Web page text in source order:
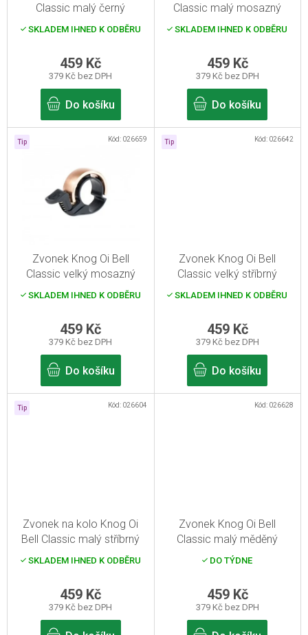
Classic malý černý
SKLADEM IHNED K ODBĚRU
379 Kč bez DPH
459 Kč
Do košíku
Classic malý mosazný
SKLADEM IHNED K ODBĚRU
379 Kč bez DPH
459 Kč
Do košíku
Tip
Zvonek Knog Oi Bell
Classic velký mosazný
SKLADEM IHNED K ODBĚRU
379 Kč bez DPH
459 Kč
Do košíku
Kód: 026659 Tip
Zvonek Knog Oi Bell
Classic velký stříbrný
SKLADEM IHNED K ODBĚRU
379 Kč bez DPH
459 Kč
Do košíku
Kód: 026642
Tip
Zvonek na kolo Knog Oi
Bell Classic malý stříbrný
SKLADEM IHNED K ODBĚRU
379 Kč bez DPH
459 Kč
Kód: 026604
Zvonek Knog Oi Bell
Classic malý měděný
DO TÝDNE
379 Kč bez DPH
459 Kč
Kód: 026628